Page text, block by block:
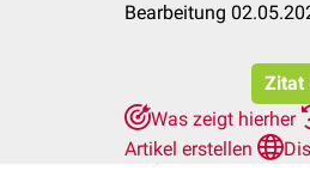
Bearbeitung
Zitat
Was zeigt hierher
Artikel erstellen